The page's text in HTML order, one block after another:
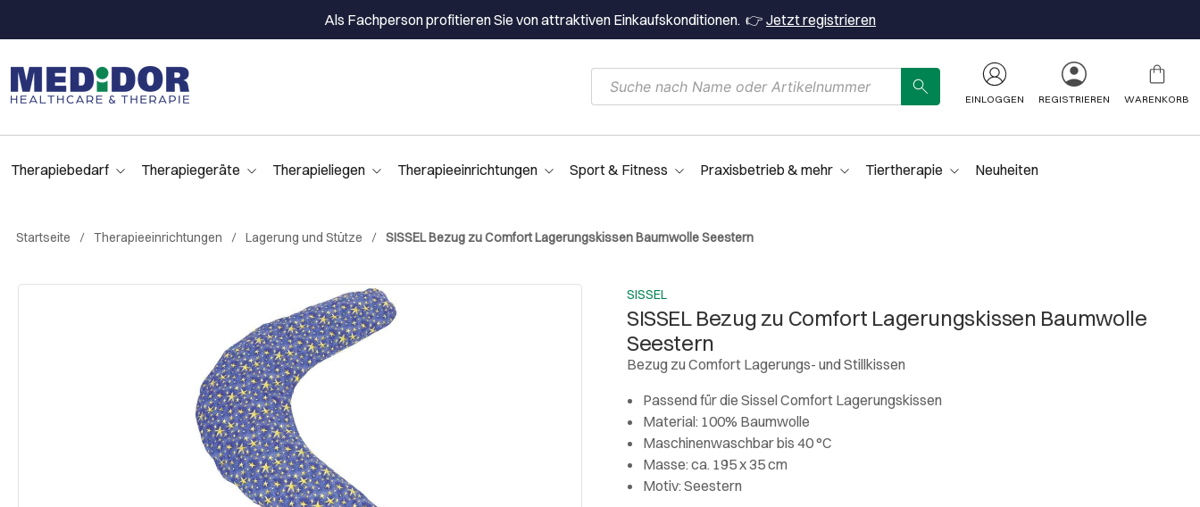
Als Fachperson profitieren Sie von attraktiven Einkaufskonditionen. 👉 Jetzt registrieren
EINLOGGEN REGISTRIEREN WARENKORB
Therapiebedarf Therapiegeräte Therapieliegen Therapieeinrichtungen Sport & Fitness Praxisbetrieb & mehr Tiertherapie Neuheiten
Startseite Therapieeinrichtungen Lagerung und Stütze SISSEL Bezug zu Comfort Lagerungskissen Baumwolle Seestern
SISSEL
SISSEL Bezug zu Comfort Lagerungskissen Baumwolle
Seestern
Bezug zu Comfort Lagerungs- und Stillkissen
Passend für die Sissel Comfort Lagerungskissen
Material: 100% Baumwolle
Maschinenwaschbar bis 40 °C
Masse: ca. 195 x 35 cm
Motiv: Seestern